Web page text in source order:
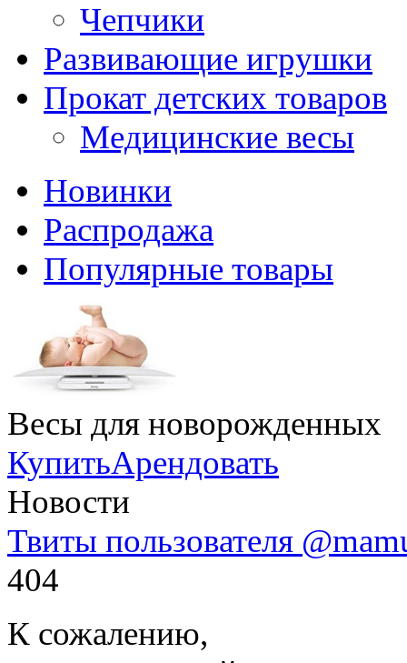
Чепчики
Развивающие игрушки
Прокат детских товаров
Медицинские весы
Новинки
Распродажа
Популярные товары
Весы для новорожденных
КупитьАрендовать
Новости
Твиты пользователя
404
К сожалению,